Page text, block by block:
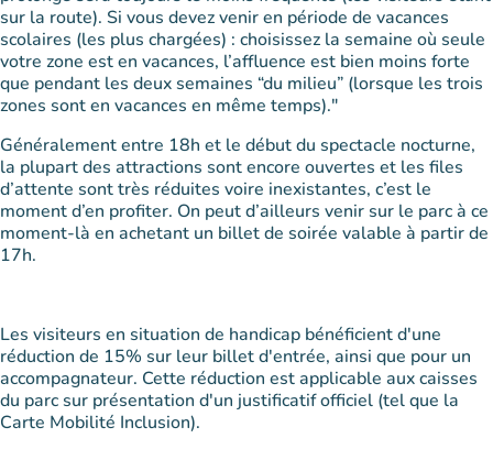
sur la route). Si vous devez venir en période de vacances
scolaires (les plus chargées) : choisissez la semaine où seule
votre zone est en vacances, l’affluence est bien moins forte
que pendant les deux semaines “du milieu” (lorsque les trois
zones sont en vacances en même temps)."
Généralement entre 18h et le début du spectacle nocturne,
la plupart des attractions sont encore ouvertes et les files
d’attente sont très réduites voire inexistantes, c’est le
moment d’en profiter. On peut d’ailleurs venir sur le parc à ce
moment-là en achetant un billet de soirée valable à partir de
17h.
Les visiteurs en situation de handicap bénéficient d'une
réduction de 15% sur leur billet d'entrée, ainsi que pour un
accompagnateur. Cette réduction est applicable aux caisses
du parc sur présentation d'un justificatif officiel (tel que la
Carte Mobilité Inclusion).